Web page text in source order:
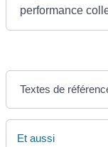
performance
Textes de
Et aussi